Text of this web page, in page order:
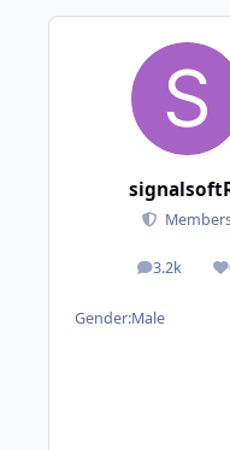
3.2k
posts
Gender:Male